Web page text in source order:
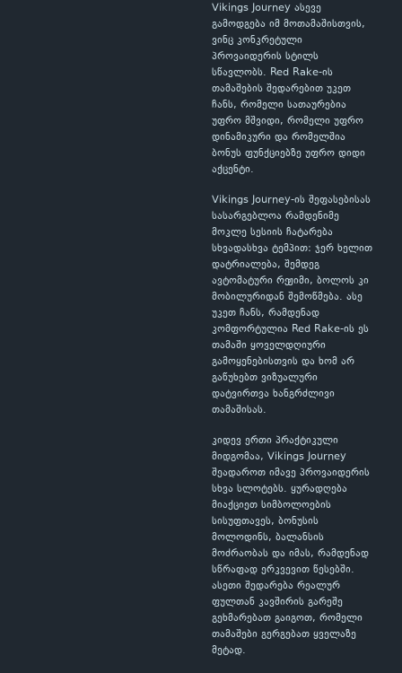
Vikings Journey ასევე
გამოდგება იმ მოთამაშისთვის,
ვინც კონკრეტული
პროვაიდერის სტილს
სწავლობს. Red Rake-ის
თამაშების შედარებით უკეთ
ჩანს, რომელი სათაურებია
უფრო მშვიდი, რომელი უფრო
დინამიკური და რომელშია
ბონუს ფუნქციებზე უფრო დიდი
აქცენტი.
Vikings Journey-ის შეფასებისას
სასარგებლოა რამდენიმე
მოკლე სესიის ჩატარება
სხვადასხვა ტემპით: ჯერ ხელით
დატრიალება, შემდეგ
ავტომატური რეჟიმი, ბოლოს კი
მობილურიდან შემოწმება. ასე
უკეთ ჩანს, რამდენად
კომფორტულია Red Rake-ის ეს
თამაში ყოველდღიური
გამოყენებისთვის და ხომ არ
გაწუხებთ ვიზუალური
დატვირთვა ხანგრძლივი
თამაშისას.
კიდევ ერთი პრაქტიკული
მიდგომაა, Vikings Journey
შეადაროთ იმავე პროვაიდერის
სხვა სლოტებს. ყურადღება
მიაქციეთ სიმბოლოების
სისუფთავეს, ბონუსის
მოლოდინს, ბალანსის
მოძრაობას და იმას, რამდენად
სწრაფად ერკვევით წესებში.
ასეთი შედარება რეალურ
ფულთან კავშირის გარეშე
გეხმარებათ გაიგოთ, რომელი
თამაშები გერგებათ ყველაზე
მეტად.